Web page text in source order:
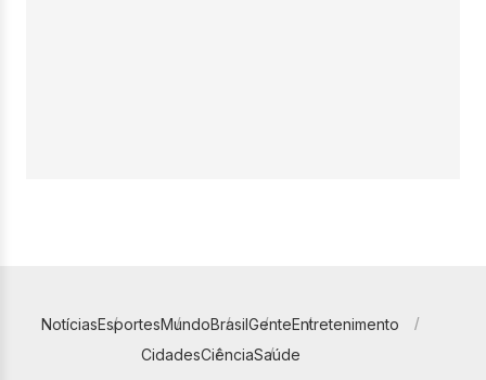
NotíciasEsportesMundoBrasilGenteEntretenimento
CidadesCiênciaSaúde